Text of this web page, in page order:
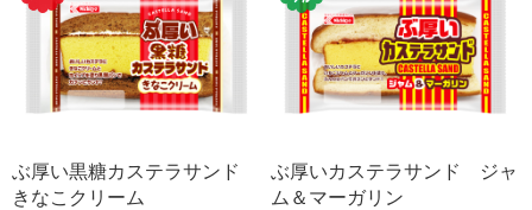
ぶ厚い黒糖カステラサンド
きなこクリーム
ぶ厚いカステラサンド ジャ
ム＆マーガリン